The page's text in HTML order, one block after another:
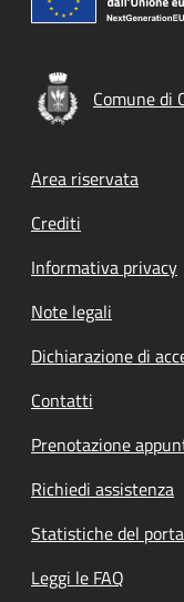
Comune di
Footer
Area riservata
Crediti
Informativa privacy
Note legali
Dichiarazione di
Contatti
Prenotazione
Richiedi assistenza
Statistiche del
Leggi le FAQ